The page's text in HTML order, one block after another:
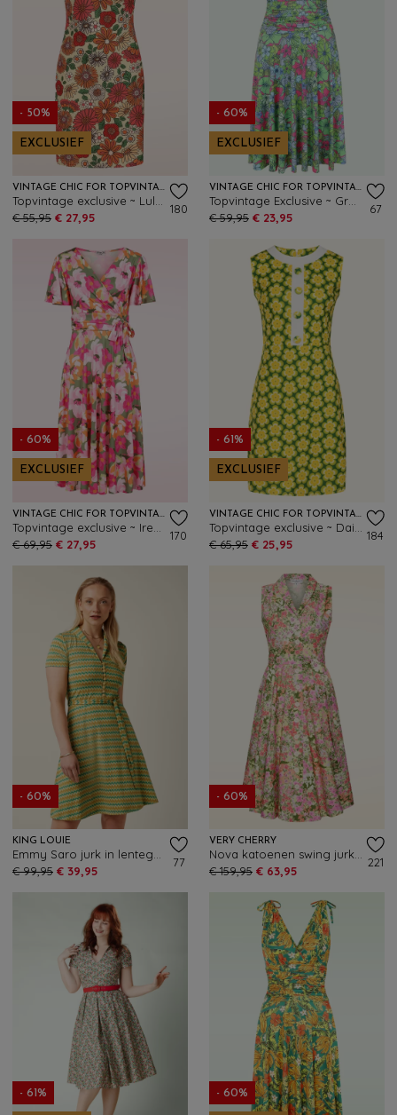
- 50%
EXCLUSIEF
VINTAGE CHIC FOR TOPVINTAGE
€ 55,95 € 27,95
180
- 60%
EXCLUSIEF
VINTAGE CHIC FOR TOPVINTAGE
€ 59,95 € 23,95
67
- 60%
EXCLUSIEF
VINTAGE CHIC FOR TOPVINTAGE
€ 69,95 € 27,95
170
- 61%
EXCLUSIEF
VINTAGE CHIC FOR TOPVINTAGE
€ 65,95 € 25,95
184
- 60%
KING LOUIE
€ 99,95 € 39,95
77
- 60%
VERY CHERRY
€ 159,95 € 63,95
221
- 61% - 60%